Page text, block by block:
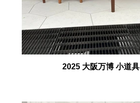
2025 大阪万博 小道具